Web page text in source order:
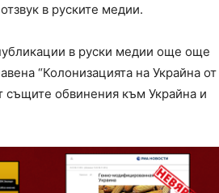
в руските медии.
в руски медии още още
“Колонизацията на Украйна от
същите обвинения към Украйна и